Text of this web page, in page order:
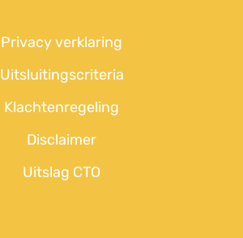
Privacy verklaring
Uitsluitingscriteria
Klachtenregeling
Disclaimer
Uitslag CTO